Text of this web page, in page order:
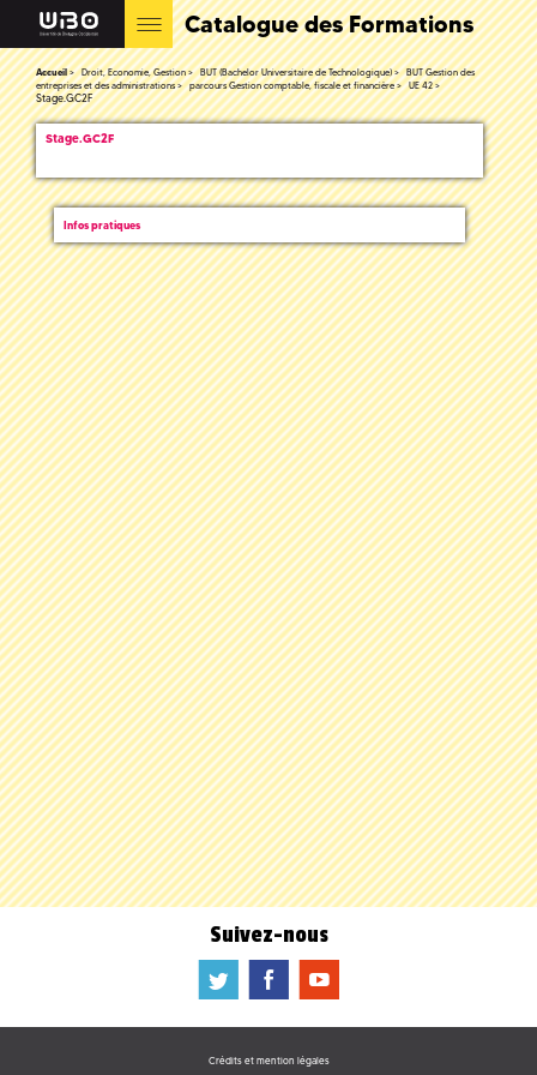
Catalogue des Formations
Accueil Droit, Economie, Gestion BUT (Bachelor Universitaire de Technologique)
BUT Gestion des
entreprises et des administrations
parcours Gestion comptable, fiscale et financière UE 42
Stage.GC2F
Stage.GC2F
Infos pratiques
Suivez-nous
a b f
Crédits et mention légales